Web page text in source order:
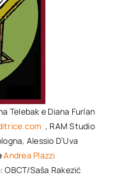
Telebak e Diana Furlan
, RAM Studio
Alessio D’Uva
Andrea Plazzi
OBCT/Saša Rakezić